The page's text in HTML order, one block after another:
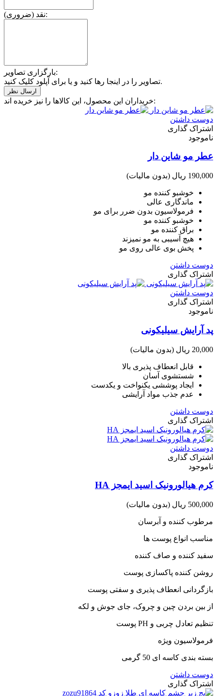
نقد (ضروری):
بارگزاری تصاویر:
تصاویر را در اینجا رها کنید و یا برای آپلود کلیک کنید.
خریداران این محصول، این کالاها را نیز خریده اند:
دوست داشتن
اشتراک گذاری
ناموجود
عطر مو شاین دار
190,000 ریال (بدون مالیات)
خوشبو کننده مو
ماندگاری عالی
فرمولاسیون بدون ضرر برای مو
خوشبو کننده مو
براق کننده مو
هیچ آسیبی به مو نمیزند
پخش بوی عالی روی مو
دوست داشتن
اشتراک گذاری
دوست داشتن
اشتراک گذاری
ناموجود
پد آرایش سیلیکونی
20,000 ریال (بدون مالیات)
قابل انعطاف پذیری بالا
شستشوی آسان
ایجاد پوششی یکنواخت و یکدست
عدم جذب مواد آرایشی
دوست داشتن
اشتراک گذاری
دوست داشتن
اشتراک گذاری
ناموجود
کرم هیالورونیک اسید ایمجز HA
500,000 ریال (بدون مالیات)
مرطوب کننده و آبرسان
مناسب انواع پوست ها
سفید کننده و صاف کننده
روشن کننده پاکسازی پوست
بازگردانی انعطاف پذیری و سفتی پوست
از بین بردن چین و چروک، جای جوش و لکه
تنظیم تعادل چربی و PH پوست
فرمولاسیون ویژه
بسته بندی کاسه ای 50 گرمی
دوست داشتن
اشتراک گذاری